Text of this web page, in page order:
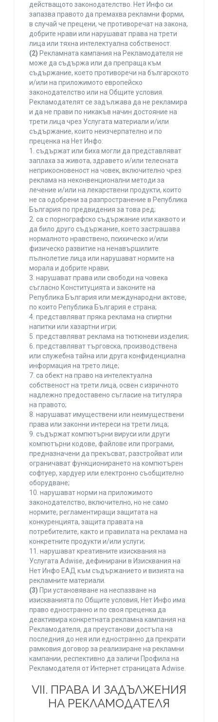
действащото законодателство. Нет Инфо си
запазва правото да премахва рекламни форми,
в случай че прецени, че противоречат на закона,
добрите нрави или нарушават права на трети
лица или тяхна интелектуална собственост.
(2) Рекламната кампания на Рекламодателя не
може да съдържа или да препраща към
съдържание, което противоречи на българското
и/или на приложимото европейско
законодателство или на Общите условия.
Рекламодателят се задължава да не рекламира
и да не прави по никакъв начин достояние на
трети лица чрез Услугата материали и/или
съдържание, които неизчерпателно и по
преценка на Нет Инфо:
1. съдържат или биха могли да представляват
заплаха за живота, здравето и/или телесната
неприкосновеност на човек, включително чрез
реклама на неконвенционални методи за
лечение и/или на лекарствени продукти, които
не са одобрени за разпространение в Република
България по предвидения за това ред;
2. са с порнографско съдържание или каквото и
да било друго съдържание, което застрашава
нормалното нравствено, психическо и/или
физическо развитие на ненавършилите
пълнолетие лица или нарушават нормите на
морала и добрите нрави;
3. нарушават права или свободи на човека
съгласно Конституцията и законите на
Република България или международни актове,
по които Република България е страна;
4. представляват пряка реклама на спиртни
напитки или хазартни игри;
5. представляват реклама на тютюневи изделия;
6. представляват търговска, производствена
или служебна тайна или друга конфиденциална
информация на трето лице;
7. са обект на право на интелектуална
собственост на трети лица, освен с изричното
надлежно предоставено съгласие на титуляра
на правото;
8. нарушават имуществени или неимуществени
права или законни интереси на трети лица;
9. съдържат компютърни вируси или други
компютърни кодове, файлове или програми,
предназначени да прекъсват, разстройват или
ограничават функционирането на компютърен
софтуер, хардуер или електронно съобщително
оборудване;
10. нарушават норми на приложимото
законодателство, включително, но не само
нормите, регламентиращи защитата на
конкуренцията, защита правата на
потребителите, както и правилата на реклама на
конкретните продукти и/или услуги;
11. нарушават креативните изисквания на
Услугата Adwise, дефинирани в Изисквания на
Нет Инфо ЕАД към съдържанието и визията на
рекламните материали.
(3) При установяване на неспазване на
изискванията по Общите условия, Нет Инфо има
право едностранно и по своя преценка да
деактивира конкретната рекламна кампания на
Рекламодателя, да преустанови достъпа на
последния до нея или едностранно да прекрати
рамковия договор за реализиране на рекламни
кампании, респективно да заличи Профила на
Рекламодателя от Интернет страницата Adwise.
VII. ПРАВА И ЗАДЪЛЖЕНИЯ
НА РЕКЛАМОДАТЕЛЯ